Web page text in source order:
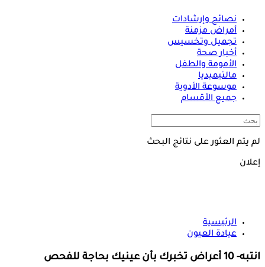
نصائح وإرشادات
أمراض مزمنة
تجميل وتخسيس
أخبار صحة
الأمومة والطفل
مالتيميديا
موسوعة الأدوية
جميع الأقسام
لم يتم العثور على نتائج البحث
إعلان
الرئيسية
عيادة العيون
انتبه- 10 أعراض تخبرك بأن عينيك بحاجة للفحص